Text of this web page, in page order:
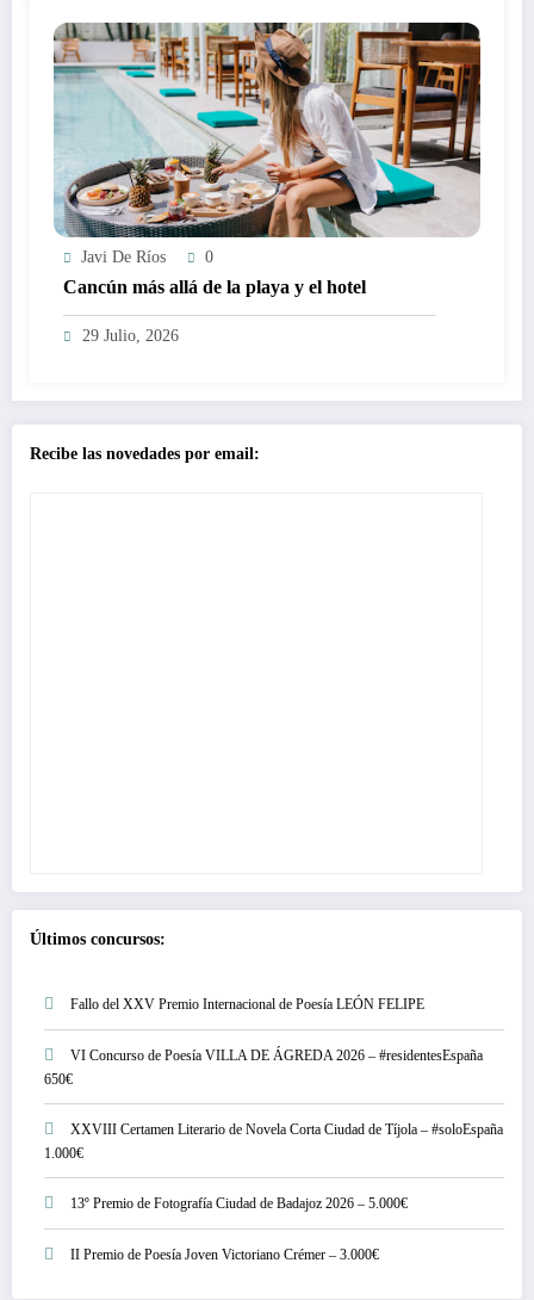
Javi De Ríos 0
Cancún más allá de la playa y el hotel
29 Julio, 2026
Recibe las novedades por email:
Últimos concursos:
Fallo del XXV Premio Internacional de Poesía LEÓN FELIPE
VI Concurso de Poesía VILLA DE ÁGREDA 2026 – #residentesEspaña
650€
XXVIII Certamen Literario de Novela Corta Ciudad de Tíjola – #soloEspaña
1.000€
13º Premio de Fotografía Ciudad de Badajoz 2026 – 5.000€
II Premio de Poesía Joven Victoriano Crémer – 3.000€